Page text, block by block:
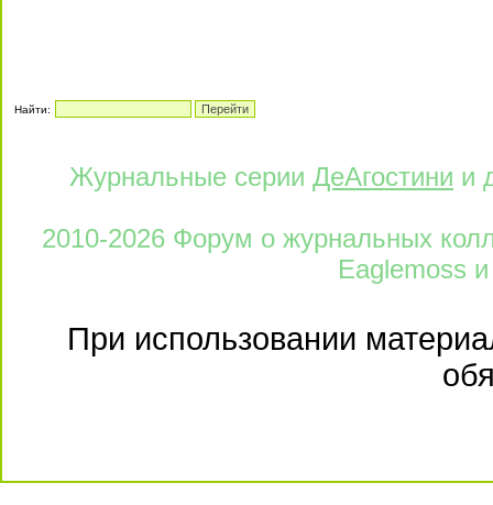
Найти:
Журнальные серии ДеАгостини и
2010-2026 Форум о журнальных
Eaglemoss и
При использовании